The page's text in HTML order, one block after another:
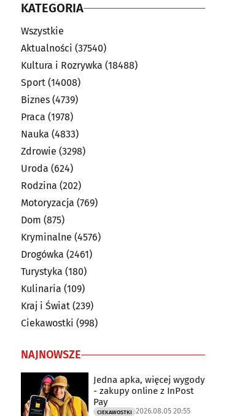
KATEGORIA
Wszystkie
Aktualności (37540)
Kultura i Rozrywka (18488)
Sport (14008)
Biznes (4739)
Praca (1978)
Nauka (4833)
Zdrowie (3298)
Uroda (624)
Rodzina (202)
Motoryzacja (769)
Dom (875)
Kryminalne (4576)
Drogówka (2461)
Turystyka (180)
Kulinaria (109)
Kraj i Świat (239)
Ciekawostki (998)
NAJNOWSZE
Jedna apka, więcej wygody
- zakupy online z InPost
Pay
CIEKAWOSTKI 2026.08.05 20:55